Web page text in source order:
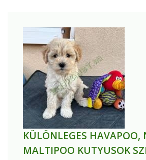
KÜLÖNLEGES HAVAPOO,
MALTIPOO KUTYUSOK